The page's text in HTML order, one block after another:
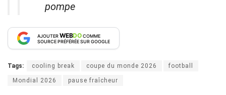
pompe
AJOUTERWEBDOCOMME
SOURCE PRÉFÉRÉE SUR GOOGLE
Tags: cooling break coupe du monde 2026 football
Mondial 2026 pause fraîcheur